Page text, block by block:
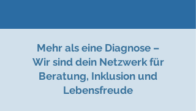
Mehr als eine Diagnose –
Wir sind dein Netzwerk für
Beratung, Inklusion und
Lebensfreude